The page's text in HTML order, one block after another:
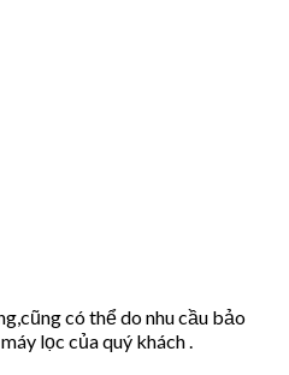
có thể do nhu cầu bảo
lọc của quý khách .